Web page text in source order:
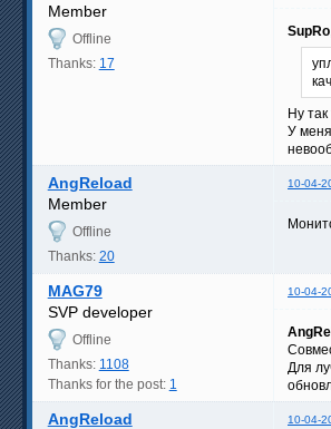
Member
Offline
Thanks: 17
SupRo
Ну
У
AngReload 10-04-
Member
Offline
Thanks: 20
MAG79 10-04-
SVP developer
Offline
Thanks: 1108
Thanks for the post: 1
Для
AngReload 10-04-